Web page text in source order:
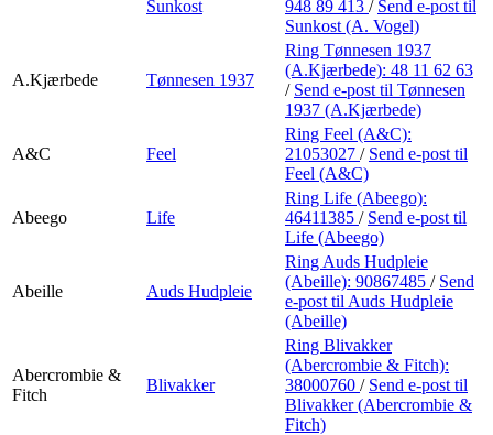
Sunkost
948 89 413 / Send e-post til
Sunkost (A. Vogel)
A.Kjærbede Tønnesen 1937
Ring Tønnesen 1937
(A.Kjærbede): 48 11 62 63
/ Send e-post til Tønnesen
1937 (A.Kjærbede)
A&C Feel
Ring Feel (A&C):
21053027 / Send e-post til
Feel (A&C)
Abeego Life
Ring Life (Abeego):
46411385 / Send e-post til
Life (Abeego)
Abeille Auds Hudpleie
Ring Auds Hudpleie
(Abeille): 90867485 / Send
e-post til Auds Hudpleie
(Abeille)
Abercrombie &
Fitch
Blivakker
Ring Blivakker
(Abercrombie & Fitch):
38000760 / Send e-post til
Blivakker (Abercrombie &
Fitch)